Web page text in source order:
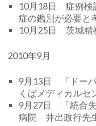
10月18日 症例検
症の鑑別が必要と
10月25日 茨城精
2010年9月
9月13日 「ドー
くばメディカル
9月27日 「統合
病院 井出政行先